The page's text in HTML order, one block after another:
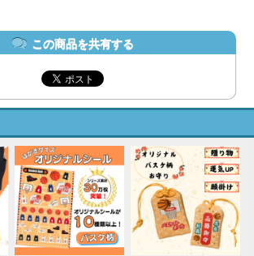
この商品を共有する